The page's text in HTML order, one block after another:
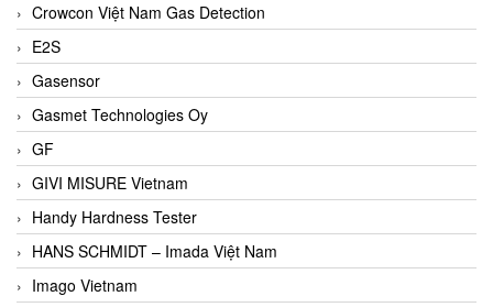
Crowcon Việt Nam Gas Detection
E2S
Gasensor
Gasmet Technologies Oy
GF
GIVI MISURE Vietnam
Handy Hardness Tester
HANS SCHMIDT – Imada Việt Nam
Imago Vietnam